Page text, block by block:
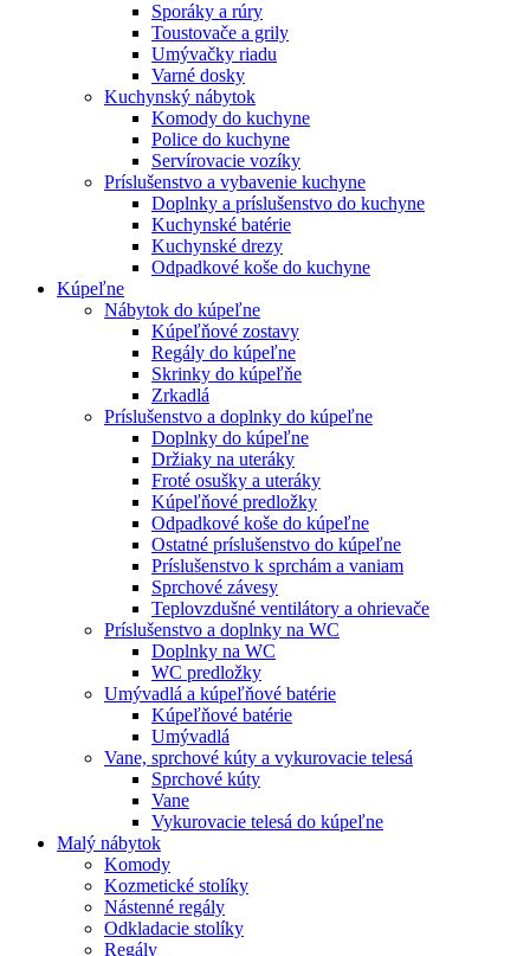
Sporáky a rúry
Toustovače a grily
Umývačky riadu
Varné dosky
Kuchynský nábytok
Komody do kuchyne
Police do kuchyne
Servírovacie vozíky
Príslušenstvo a vybavenie kuchyne
Doplnky a príslušenstvo do kuchyne
Kuchynské batérie
Kuchynské drezy
Odpadkové koše do kuchyne
Kúpeľne
Nábytok do kúpeľne
Kúpeľňové zostavy
Regály do kúpeľne
Skrinky do kúpeľňe
Zrkadlá
Príslušenstvo a doplnky do kúpeľne
Doplnky do kúpeľne
Držiaky na uteráky
Froté osušky a uteráky
Kúpeľňové predložky
Odpadkové koše do kúpeľne
Ostatné príslušenstvo do kúpeľne
Príslušenstvo k sprchám a vaniam
Sprchové závesy
Teplovzdušné ventilátory a ohrievače
Príslušenstvo a doplnky na WC
Doplnky na WC
WC predložky
Umývadlá a kúpeľňové batérie
Kúpeľňové batérie
Umývadlá
Vane, sprchové kúty a vykurovacie telesá
Sprchové kúty
Vane
Vykurovacie telesá do kúpeľne
Malý nábytok
Komody
Kozmetické stolíky
Nástenné regály
Odkladacie stolíky
Regály